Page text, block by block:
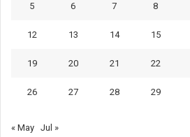
5 6 7 8
12 13 14 15
19 20 21 22
26 27 28 29
« May Jul »